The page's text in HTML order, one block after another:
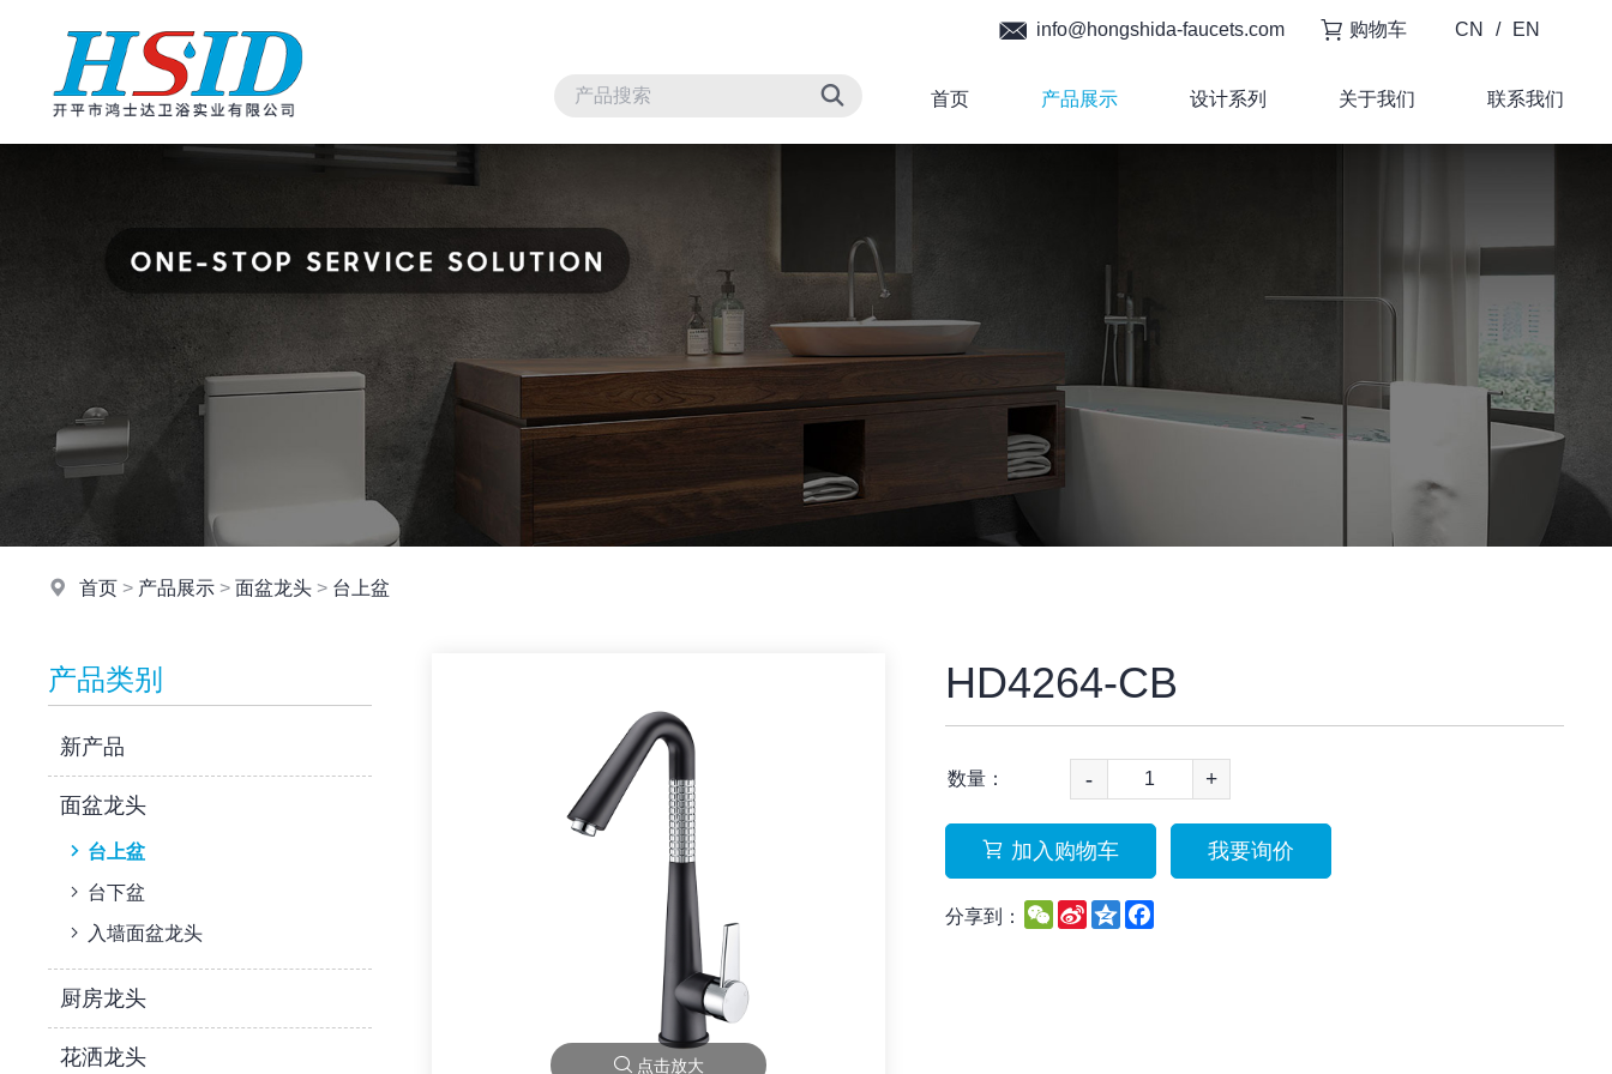
首页 产品展示 设计系列 关于我们 联系我们
info@hongshida-faucets.com 购物车 CN / EN
首页 > 产品展示 >面盆龙头 > 台上盆
产品类别
新产品
面盆龙头
台上盆
台下盆
入墙面盆龙头
厨房龙头
花洒龙头 点击放大
HD4264-CB
数量： - +
加入购物车 我要询价
分享到： WeChat
Sina
Weibo
QzoneFacebook